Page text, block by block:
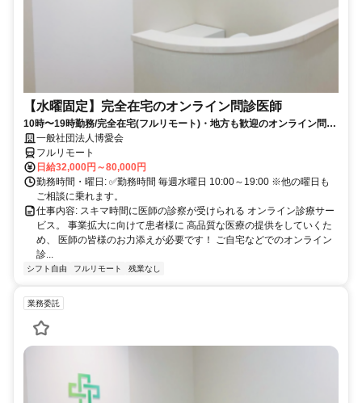
【水曜固定】完全在宅のオンライン問診医師
10時〜19時勤務/完全在宅(フルリモート)・地方も歓迎のオンライン問診
業務一般社団法人博愛会
フルリモート
日給32,000円～80,000円
勤務時間・曜日: ✅勤務時間 毎週水曜日 10:00～19:00 ※他の曜日も
ご相談に乗れます。
仕事内容: スキマ時間に医師の診察が受けられる オンライン診療サー
ビス。 事業拡大に向けて患者様に 高品質な医療の提供をしていくた
め、 医師の皆様のお力添えが必要です！ ご自宅などでのオンライン
診...
シフト自由 フルリモート 残業なし
業務委託